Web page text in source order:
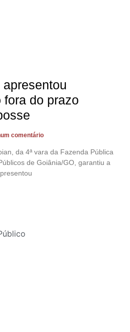
fora do prazo
comentário
da 4ª vara da Fazenda Pública
de Goiânia/GO, garantiu a